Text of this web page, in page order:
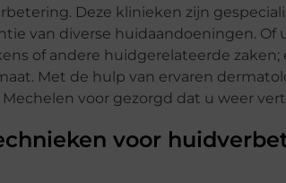
Deze klinieken zijn
van diverse huidaandoeningen. Of
of andere huidgerelateerde zaken;
Met de hulp van ervaren
voor gezorgd dat u weer
voor